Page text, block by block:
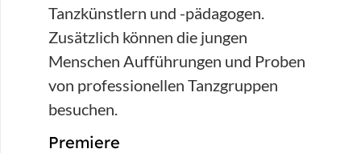
Tanzkünstlern und -pädagogen.
Zusätzlich können die jungen
Menschen Aufführungen und Proben
von professionellen Tanzgruppen
besuchen.
Premiere